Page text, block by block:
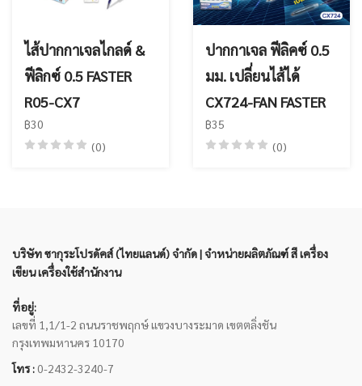
ไส้ปากกาเจลไกลด์ &
ฟีลิกซ์ 0.5 FASTER
R05-CX7
฿30
(0)
ปากกาเจล ฟีลิคซ์ 0.5
มม. เปลี่ยนไส้ได้
CX724-FAN FASTER
฿35
(0)
บริษัท ซากุระโปรดัคส์ (ไทยแลนด์) จำกัด | จำหน่ายผลิตภัณฑ์ สี เครื่อง
เขียน เครื่องใช้สำนักงาน
ที่อยู่:
เลขที่ 1,1/1-2 ถนนราชพฤกษ์ แขวงบางระมาด เขตตลิ่งชัน
กรุงเทพมหานคร 10170
โทร : 0-2432-3240-7